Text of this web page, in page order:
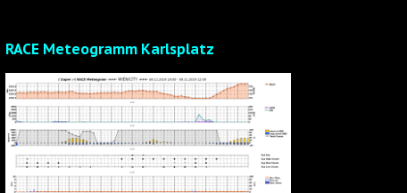
RACE Meteogramm Karlsplatz